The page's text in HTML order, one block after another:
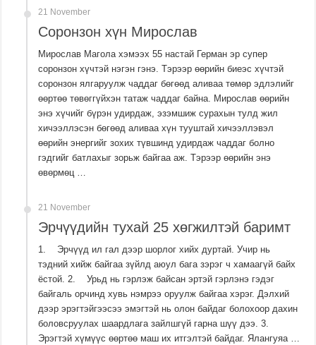
21 November
Соронзон хүн Мирослав
Мирослав Магола хэмээх 55 настай Герман эр супер
соронзон хүчтэй нэгэн гэнэ. Тэрээр өөрийн биеэс хүчтэй
соронзон ялгаруулж чаддаг бөгөөд аливаа төмөр эдлэлийг
өөртөө төвөггүйхэн татаж чаддаг байна. Мирослав өөрийн
энэ хүчийг бүрэн удирдаж, эзэмшиж сурахын тулд жил
хичээллэсэн бөгөөд аливаа хүн тууштай хичээллэвэл
өөрийн энергийг зохих түвшинд удирдаж чаддаг болно
гэдгийг батлахыг зорьж байгаа аж. Тэрээр өөрийн энэ
өвөрмөц …
21 November
Эрчүүдийн тухай 25 хөгжилтэй баримт
1. Эрчүүд ил гал дээр шорлог хийх дуртай. Учир нь
тэдний хийж байгаа зүйлд аюул бага зэрэг ч хамаагүй байх
ёстой. 2. Урьд нь гэрлэж байсан эртэй гэрлэнэ гэдэг
байгаль орчинд хувь нэмрээ оруулж байгаа хэрэг. Дэлхий
дээр эрэгтэйгээсээ эмэгтэй нь олон байдаг болохоор дахин
боловсруулах шаардлага зайлшгүй гарна шүү дээ. 3.
Эрэгтэй хүмүүс өөртөө маш их итгэлтэй байдаг. Ялангуяа …